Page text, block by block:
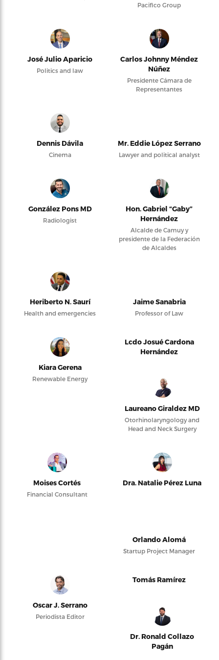
Pacifico Group
José Julio Aparicio
Politics and law
Carlos Johnny Méndez
Núñez
Presidente Cámara de
Representantes
Dennis Dávila
Cinema
Mr. Eddie López Serrano
Lawyer and political analyst
González Pons MD
Radiologist
Hon. Gabriel “Gaby”
Hernández
Alcalde de Camuy y
presidente de la Federación
de Alcaldes
Heriberto N. Saurí
Health and emergencies
Jaime Sanabria
Professor of Law
Kiara Gerena
Renewable Energy
Lcdo Josué Cardona
Hernández
Laureano Giraldez MD
Otorhinolaryngology and
Head and Neck Surgery
Moises Cortés
Financial Consultant
Dra. Natalie Pérez Luna
Orlando Alomá
Startup Project Manager
Oscar J. Serrano
Periodista Editor
Tomás Ramírez
Dr. Ronald Collazo
Pagán